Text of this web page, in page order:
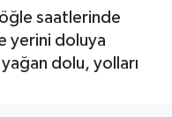
saatlerinde
yerini doluya
yağan dolu, yolları
Fikstür